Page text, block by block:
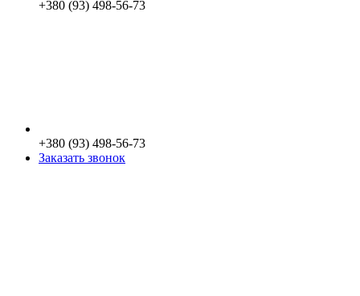
+380 (93) 498-56-73
+380 (93) 498-56-73
Заказать звонок